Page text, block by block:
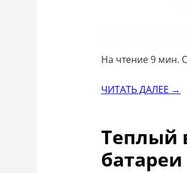
На чтение 9 мин.
ЧИТАТЬ ДАЛЕЕ →
Теплый
батареи